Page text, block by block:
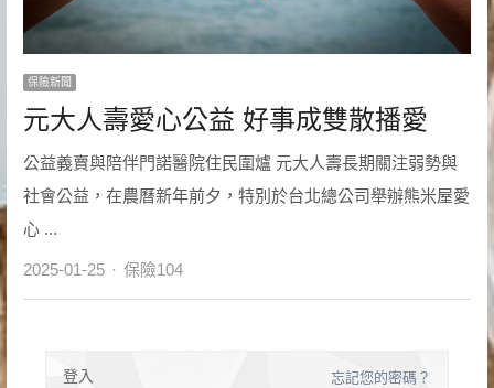
保險新聞
元大人壽愛心公益 好事成雙散播愛
公益義賣與陪伴門諾醫院住民圍爐 元大人壽長期關注弱勢與
社會公益，在農曆新年前夕，特別於台北總公司舉辦熊米屋愛
心 ...
2025-01-25 Author
保險104
登入 忘記您的密碼？